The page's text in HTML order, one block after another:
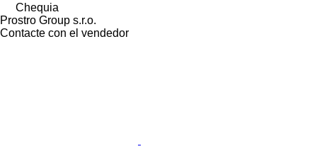
Chequia
Prostro Group s.r.o.
Contacte con el vendedor